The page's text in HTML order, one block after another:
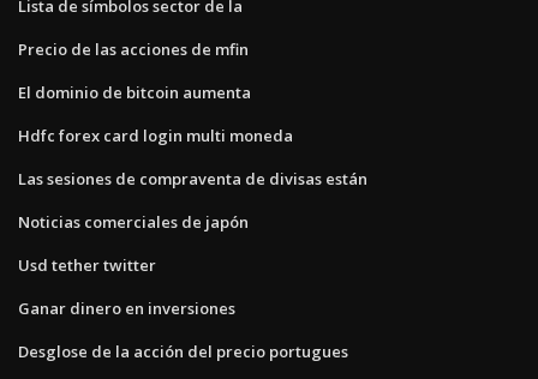
Lista de símbolos sector de la
Precio de las acciones de mfin
El dominio de bitcoin aumenta
Hdfc forex card login multi moneda
Las sesiones de compraventa de divisas están
Noticias comerciales de japón
Usd tether twitter
Ganar dinero en inversiones
Desglose de la acción del precio portugues